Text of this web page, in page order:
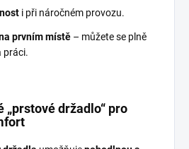
i při náročném provozu.
prvním místě – můžete se plně
práci.
„prstové držadlo“ pro